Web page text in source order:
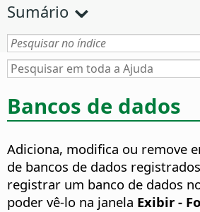
Sumário
Bancos de dados
Adiciona, modifica ou remove
de bancos de dados
registrar um banco de dados
poder vê-lo na janela Exibir -